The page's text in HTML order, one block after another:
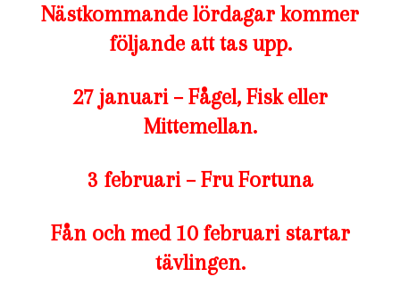
Nästkommande lördagar kommer
följande att tas upp.
27 januari – Fågel, Fisk eller
Mittemellan.
3 februari – Fru Fortuna
Fån och med 10 februari startar
tävlingen.